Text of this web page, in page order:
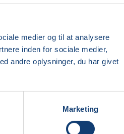
medier og til at analysere
inden for sociale medier,
andre oplysninger, du har givet
Marketing